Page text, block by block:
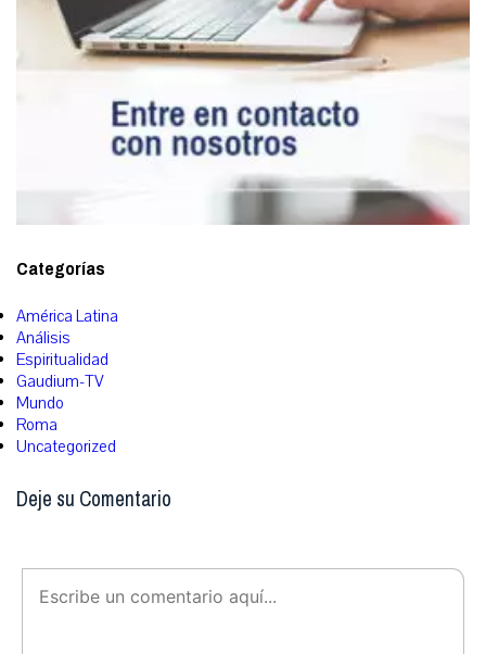
Categorías
América Latina
Análisis
Espiritualidad
Gaudium-TV
Mundo
Roma
Uncategorized
Deje su Comentario